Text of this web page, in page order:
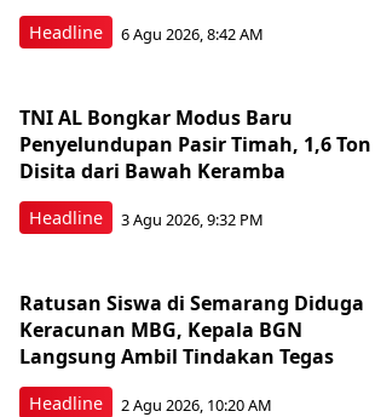
Headline 6 Agu 2026, 8:42 AM
Headline
TNI AL Bongkar Modus Baru
Penyelundupan Pasir Timah, 1,6 Ton
Disita dari Bawah Keramba
3 Agu 2026, 9:32 PM
Headline
Ratusan Siswa di Semarang Diduga
Keracunan MBG, Kepala BGN
Langsung Ambil Tindakan Tegas
2 Agu 2026, 10:20 AM